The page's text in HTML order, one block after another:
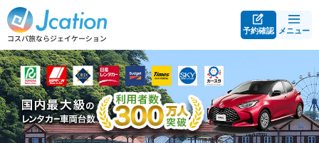
予約確認 メニュー